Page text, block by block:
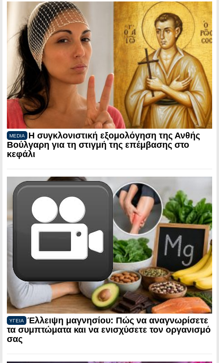
MEDIA
Η συγκλονιστική εξομολόγηση της Ανθής
Βούλγαρη για τη στιγμή της επέμβασης στο
κεφάλι
ΥΓΕΙΑ
Έλλειψη μαγνησίου: Πώς να αναγνωρίσετε
τα συμπτώματα και να ενισχύσετε τον οργανισμό
σας